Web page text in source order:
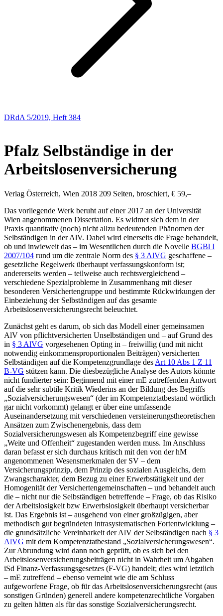
DRdA 5/2019, Heft 384
Pfalz Selbständige in der
Arbeitslosenversicherung
Verlag Österreich, Wien 2018 209 Seiten, broschiert, € 59,–
Das vorliegende Werk beruht auf einer 2017 an der Universität
Wien angenommenen Dissertation. Es widmet sich dem in der
Praxis quantitativ (noch) nicht allzu bedeutenden Phänomen der
Selbständigen in der AlV. Dabei wird einerseits die Frage behandelt,
ob und inwieweit das – im Wesentlichen durch die Novelle BGBl I
2007/104 rund um die zentrale Norm des § 3 AlVG geschaffene –
gesetzliche Regelwerk überhaupt verfassungskonform ist;
andererseits werden – teilweise auch rechtsvergleichend –
verschiedene Spezialprobleme in Zusammenhang mit dieser
besonderen Versichertengruppe und bestimmte Rückwirkungen der
Einbeziehung der Selbständigen auf das gesamte
Arbeitslosenversicherungsrecht beleuchtet.
Zunächst geht es darum, ob sich das Modell einer gemeinsamen
AlV von pflichtversicherten Unselbständigen und – auf Grund des
in § 3 AlVG vorgesehenen Opting in – freiwillig (und mit nicht
notwendig einkommensproportionalen Beiträgen) versicherten
Selbständigen auf die Kompetenzgrundlage des Art 10 Abs 1 Z 11
B-VG stützen kann. Die diesbezügliche Analyse des Autors könnte
nicht fundierter sein: Beginnend mit einer mE zutreffenden Antwort
auf die sehr subtile Kritik Wiederins an der Bildung des Begriffs
„Sozialversicherungswesen“ (der im Kompetenztatbestand wörtlich
gar nicht vorkommt) gelangt er über eine umfassende
Auseinandersetzung mit verschiedenen versteinerungstheoretischen
Ansätzen zum Zwischenergebnis, dass dem
Sozialversicherungswesen als Kompetenzbegriff eine gewisse
„Weite und Offenheit“ zugestanden werden muss. Im Anschluss
daran befasst er sich durchaus kritisch mit den von der hM
angenommenen Wesensmerkmalen der SV – dem
Versicherungsprinzip, dem Prinzip des sozialen Ausgleichs, dem
Zwangscharakter, dem Bezug zu einer Erwerbstätigkeit und der
Homogenität der Versichertengemeinschaften – und behandelt auch
die – nicht nur die Selbständigen betreffende – Frage, ob das Risiko
der Arbeitslosigkeit bzw Erwerbslosigkeit überhaupt versicherbar
ist. Das Ergebnis ist – ausgehend von einer großzügigen, aber
methodisch gut begründeten intrasystematischen Fortentwicklung –
die grundsätzliche Vereinbarkeit der AlV der Selbständigen nach § 3
AlVG mit dem Kompetenztatbestand „Sozialversicherungswesen“.
Zur Abrundung wird dann noch geprüft, ob es sich bei den
Arbeitslosenversicherungsbeiträgen nicht in Wahrheit um Abgaben
iSd Finanz-Verfassungsgesetzes (F-VG) handelt; dies wird letztlich
– mE zutreffend – ebenso verneint wie die am Schluss
aufgeworfene Frage, ob für das Arbeitslosenversicherungsrecht (aus
sonstigen Gründen) generell andere kompetenzrechtliche Vorgaben
zu gelten hätten als für das sonstige Sozialversicherungsrecht.